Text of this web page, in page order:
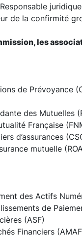
de la confirmité
les
de Prévoyance
des Mutuelles
Française
d’assurances
mutuelle
des Actifs
de
(ASF)
Financiers